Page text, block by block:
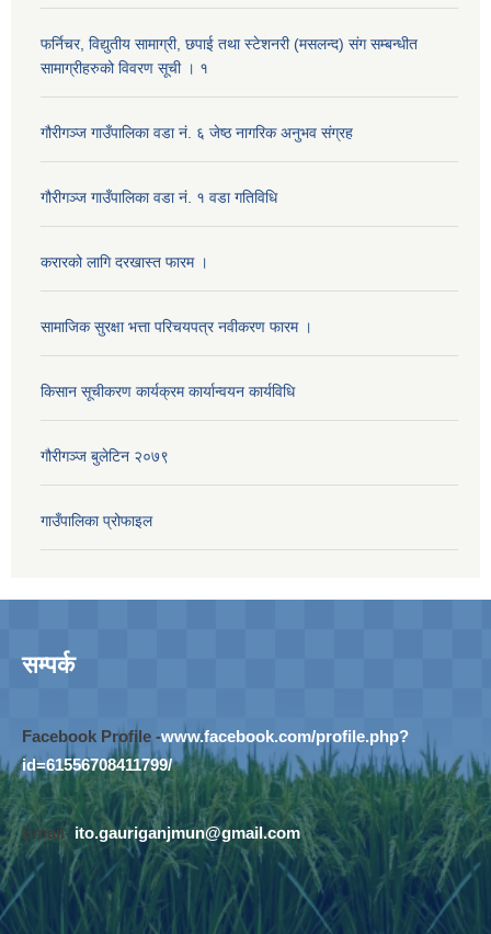
फर्निचर, विद्युतीय सामाग्री, छपाई तथा स्टेशनरी (मसलन्द) संग सम्बन्धीत
सामाग्रीहरुको विवरण सूची । १
गौरीगञ्‍ज गाउँपालिका वडा नं. ६ जेष्ठ नागरिक अनुभव संग्रह
गौरीगञ्‍ज गाउँपालिका वडा नं. १ वडा गतिविधि
करारको लागि दरखास्त फारम ।
सामाजिक सुरक्षा भत्ता परिचयपत्र नवीकरण फारम ।
किसान सूचीकरण कार्यक्रम कार्यान्वयन कार्यविधि
गौरीगञ्‍ज बुलेटिन २०७९
गाउँपालिका प्रोफाइल
सम्पर्क
Facebook Profile -www.facebook.com/profile.php?
id=61556708411799/
Email- ito.gauriganjmun@gmail.com